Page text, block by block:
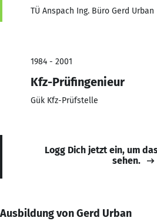
TÜ Anspach Ing. Büro Gerd Urban
1984 - 2001
Kfz-Prüfingenieur
Gük Kfz-Prüfstelle
Logg Dich jetzt ein, um
sehen.
Ausbildung von Gerd Urban